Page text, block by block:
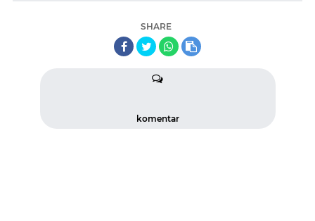
SHARE
komentar